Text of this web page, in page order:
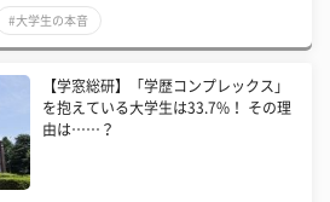
#大学生の本音
【学窓総研】「学歴コンプレックス」
を抱えている大学生は33.7%！ その理
由は……？